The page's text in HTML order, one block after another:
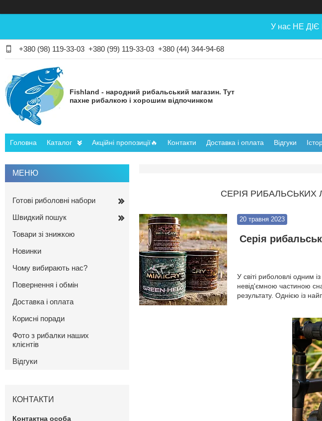
У нас НЕ ДІЄ
+380 (98) 119-33-03 +380 (99) 119-33-03 +380 (44) 344-94-68
Fishland - народний рибальський магазин. Тут
пахне рибалкою і хорошим відпочинком
Головна Каталог Акційні пропозиції🔥 Контакти Доставка і оплата Відгуки
СЕРІЯ РИБАЛЬСЬКИХ
20 травня 2023
Серія
У світі риболовлі одним
невід'ємною частиною
результату. Однією із
Готові риболовні набори
Швидкий пошук
Товари зі знижкою
Новинки
Чому вибирають нас?
Повернення і обмін
Доставка і оплата
Корисні поради
Фото з рибалки наших
клієнтів
Відгуки
КОНТАКТИ